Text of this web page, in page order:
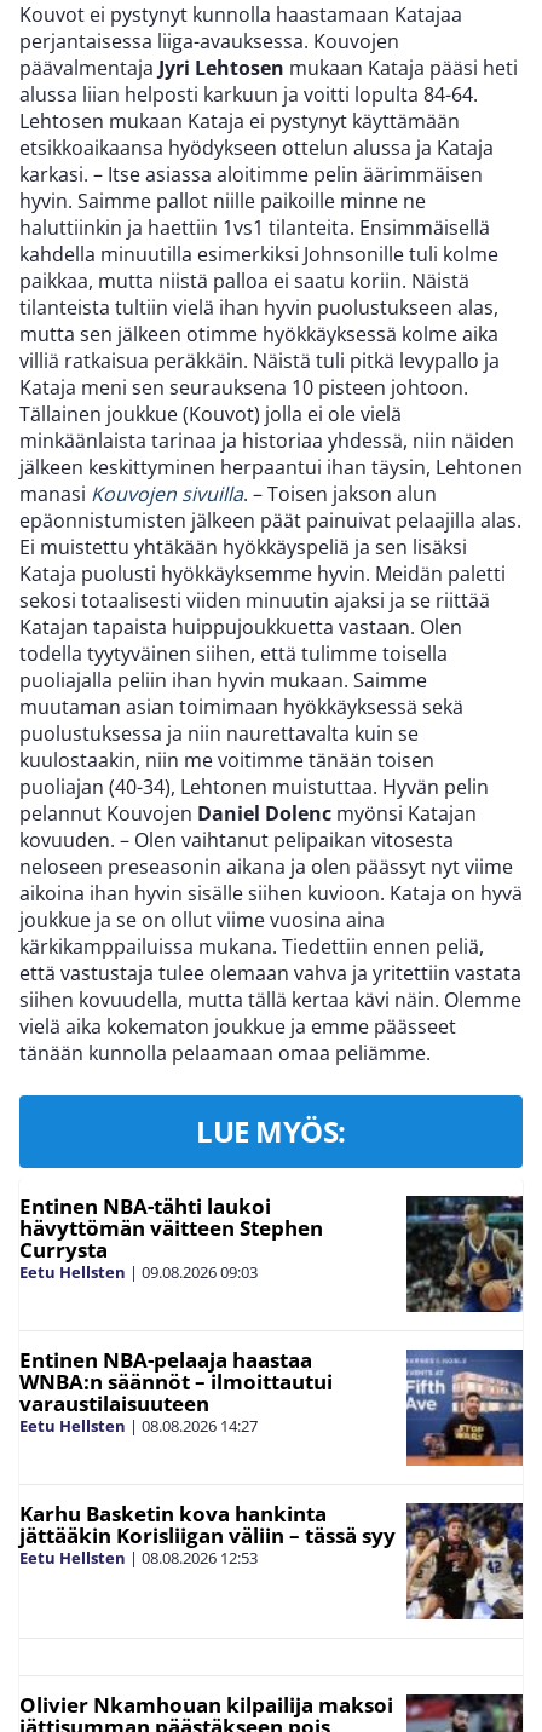
Kouvot ei pystynyt kunnolla haastamaan Katajaa
perjantaisessa liiga-avauksessa. Kouvojen
päävalmentaja Jyri Lehtosen mukaan Kataja pääsi heti
alussa liian helposti karkuun ja voitti lopulta 84-64.
Lehtosen mukaan Kataja ei pystynyt käyttämään
etsikkoaikaansa hyödykseen ottelun alussa ja Kataja
karkasi. – Itse asiassa aloitimme pelin äärimmäisen
hyvin. Saimme pallot niille paikoille minne ne
haluttiinkin ja haettiin 1vs1 tilanteita. Ensimmäisellä
kahdella minuutilla esimerkiksi Johnsonille tuli kolme
paikkaa, mutta niistä palloa ei saatu koriin. Näistä
tilanteista tultiin vielä ihan hyvin puolustukseen alas,
mutta sen jälkeen otimme hyökkäyksessä kolme aika
villiä ratkaisua peräkkäin. Näistä tuli pitkä levypallo ja
Kataja meni sen seurauksena 10 pisteen johtoon.
Tällainen joukkue (Kouvot) jolla ei ole vielä
minkäänlaista tarinaa ja historiaa yhdessä, niin näiden
jälkeen keskittyminen herpaantui ihan täysin, Lehtonen
manasi Kouvojen sivuilla. – Toisen jakson alun
epäonnistumisten jälkeen päät painuivat pelaajilla alas.
Ei muistettu yhtäkään hyökkäyspeliä ja sen lisäksi
Kataja puolusti hyökkäyksemme hyvin. Meidän paletti
sekosi totaalisesti viiden minuutin ajaksi ja se riittää
Katajan tapaista huippujoukkuetta vastaan. Olen
todella tyytyväinen siihen, että tulimme toisella
puoliajalla peliin ihan hyvin mukaan. Saimme
muutaman asian toimimaan hyökkäyksessä sekä
puolustuksessa ja niin naurettavalta kuin se
kuulostaakin, niin me voitimme tänään toisen
puoliajan (40-34), Lehtonen muistuttaa. Hyvän pelin
pelannut Kouvojen Daniel Dolenc myönsi Katajan
kovuuden. – Olen vaihtanut pelipaikan vitosesta
neloseen preseasonin aikana ja olen päässyt nyt viime
aikoina ihan hyvin sisälle siihen kuvioon. Kataja on hyvä
joukkue ja se on ollut viime vuosina aina
kärkikamppailuissa mukana. Tiedettiin ennen peliä,
että vastustaja tulee olemaan vahva ja yritettiin vastata
siihen kovuudella, mutta tällä kertaa kävi näin. Olemme
vielä aika kokematon joukkue ja emme päässeet
tänään kunnolla pelaamaan omaa peliämme.
LUE MYÖS:
Entinen NBA-tähti laukoi
hävyttömän väitteen Stephen
Currysta
Eetu Hellsten | 09.08.202609:03
Entinen NBA-pelaaja haastaa
WNBA:n säännöt – ilmoittautui
varaustilaisuuteen
Eetu Hellsten | 08.08.2026 14:27
Karhu Basketin kova hankinta
jättääkin Korisliigan väliin – tässä syy
Eetu Hellsten | 08.08.2026 12:53
Olivier Nkamhouan kilpailija maksoi